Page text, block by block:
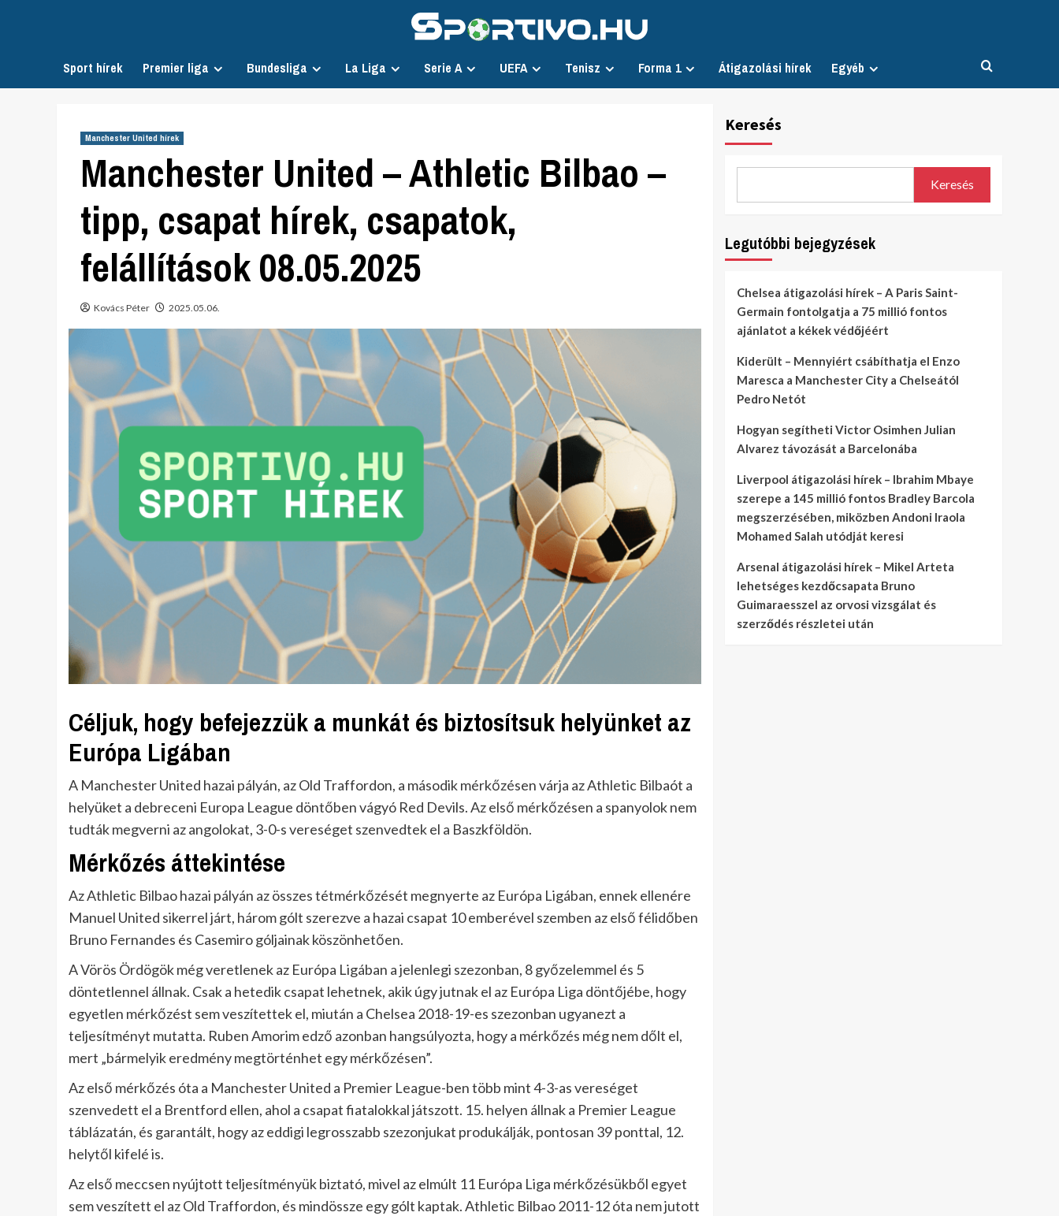
Sport hírek Premier liga Bundesliga La Liga Serie A UEFA Tenisz Forma 1 Átigazolási hírek Egyéb
Manchester United hírek
Manchester United – Athletic Bilbao –
tipp, csapat hírek, csapatok,
felállítások 08.05.2025
Kovács Péter 2025.05.06.
Céljuk, hogy befejezzük a munkát és biztosítsuk helyünket az
Európa Ligában
A Manchester United hazai pályán, az Old Traffordon, a második mérkőzésen várja az Athletic Bilbaót a
helyüket a debreceni Europa League döntőben vágyó Red Devils. Az első mérkőzésen a spanyolok nem
tudták megverni az angolokat, 3-0-s vereséget szenvedtek el a Baszkföldön.
Mérkőzés áttekintése
Az Athletic Bilbao hazai pályán az összes tétmérkőzését megnyerte az Európa Ligában, ennek ellenére
Manuel United sikerrel járt, három gólt szerezve a hazai csapat 10 emberével szemben az első félidőben
Bruno Fernandes és Casemiro góljainak köszönhetően.
A Vörös Ördögök még veretlenek az Európa Ligában a jelenlegi szezonban, 8 győzelemmel és 5
döntetlennel állnak. Csak a hetedik csapat lehetnek, akik úgy jutnak el az Európa Liga döntőjébe, hogy
egyetlen mérkőzést sem veszítettek el, miután a Chelsea 2018-19-es szezonban ugyanezt a
teljesítményt mutatta. Ruben Amorim edző azonban hangsúlyozta, hogy a mérkőzés még nem dőlt el,
mert „bármelyik eredmény megtörténhet egy mérkőzésen”.
Az első mérkőzés óta a Manchester United a Premier League-ben több mint 4-3-as vereséget
szenvedett el a Brentford ellen, ahol a csapat fiatalokkal játszott. 15. helyen állnak a Premier League
táblázatán, és garantált, hogy az eddigi legrosszabb szezonjukat produkálják, pontosan 39 ponttal, 12.
helytől kifelé is.
Az első meccsen nyújtott teljesítményük biztató, mivel az elmúlt 11 Európa Liga mérkőzésükből egyet
sem veszített el az Old Traffordon, és mindössze egy gólt kaptak. Athletic Bilbao 2011-12 óta nem jutott
Keresés
Keresés
Legutóbbi bejegyzések
Chelsea átigazolási hírek – A Paris Saint-
Germain fontolgatja a 75 millió fontos
ajánlatot a kékek védőjéért
Kiderült – Mennyiért csábíthatja el Enzo
Maresca a Manchester City a Chelseától
Pedro Netót
Hogyan segítheti Victor Osimhen Julian
Alvarez távozását a Barcelonába
Liverpool átigazolási hírek – Ibrahim Mbaye
szerepe a 145 millió fontos Bradley Barcola
megszerzésében, miközben Andoni Iraola
Mohamed Salah utódját keresi
Arsenal átigazolási hírek – Mikel Arteta
lehetséges kezdőcsapata Bruno
Guimaraesszel az orvosi vizsgálat és
szerződés részletei után